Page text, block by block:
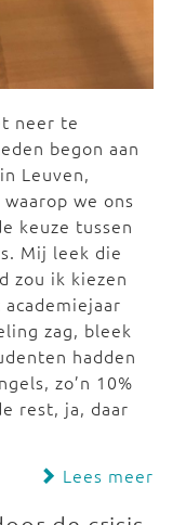
neer te
begon aan
Leuven,
we ons
keuze tussen
Mij leek die
zou ik kiezen
zag, bleek
hadden
zo’n 10%
rest, ja, daar
Lees meer